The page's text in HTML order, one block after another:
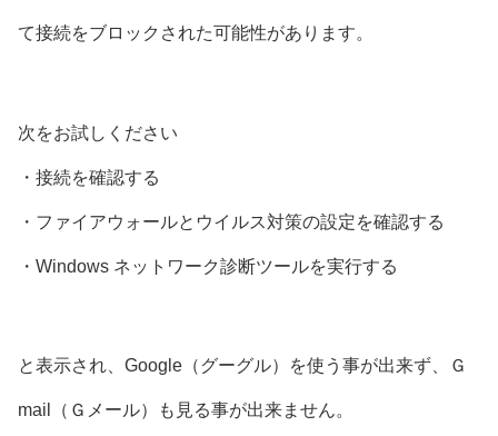
て接続をブロックされた可能性があります。
次をお試しください
・接続を確認する
・ファイアウォールとウイルス対策の設定を確認する
・Windows ネットワーク診断ツールを実行する
と表示され、Google（グーグル）を使う事が出来ず、Ｇ
mail（Ｇメール）も見る事が出来ません。